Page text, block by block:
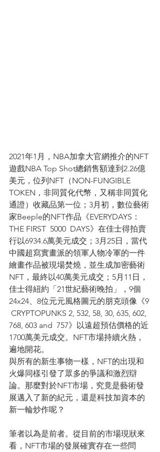
2021年1月，NBA加拿大官網推介的NFT
遊戲NBA Top Shot總銷售額達到2.26億
美元，位列NFT（NON-FUNGIBLE
TOKEN，非同質化代幣，又稱非同質化
通證）收藏品第一位；3月初，數位藝術
家Beeple的NFT作品《EVERYDAYS：
THE FIRST  5000  DAYS》在佳士得拍賣
行以6934.6萬美元成交；3月25日，當代
中國超寫實畫派的領軍人物冷軍的一件
繪畫作品被現場焚燒，並生成加密藝術
NFT，最終以40萬美元成交；5月11日，
佳士得紐約「21世紀藝術晚拍」，9個
24x24、8位元元風格圖元的朋克頭像《9
CRYPTOPUNKS 2, 532, 58, 30, 635, 602,
768, 603 and  757》以遠超預估價格的近
1700萬美元成交。NFT市場持續火熱，
遍地開花。
與所有的新生事物一樣，NFT的出現和
火爆同樣引發了眾多的爭議和激烈辯
論。那麼對於NFT市場，究竟是藝術發
展邁入了新的紀元，還是科技加資本的
新一輪炒作呢？
筆者以為是前者。從目前的市場現狀來
看，NFT市場的發展確實存在一些問